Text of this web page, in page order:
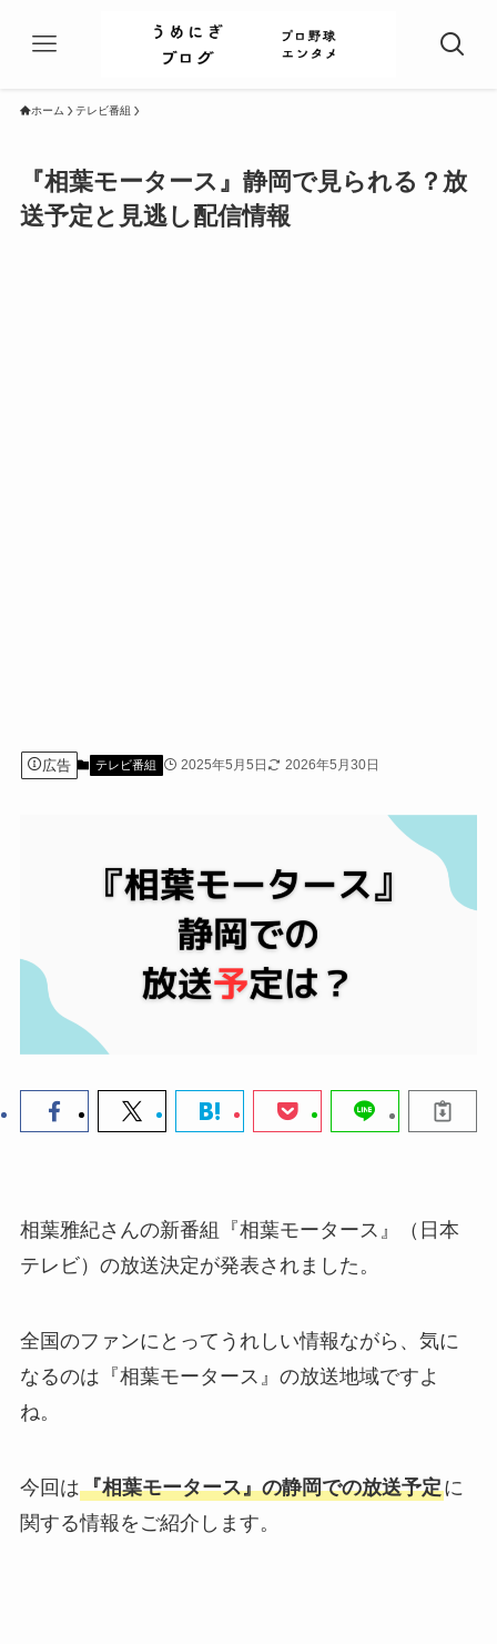
ホーム テレビ番組
『相葉モータース』静岡で見られる？放
送予定と見逃し配信情報
広告 テレビ番組 2025年5月5日 2026年5月30日
相葉雅紀さんの新番組『相葉モータース』（日本
テレビ）の放送決定が発表されました。
全国のファンにとってうれしい情報ながら、気に
なるのは『相葉モータース』の放送地域ですよ
ね。
今回は『相葉モータース』の静岡での放送予定に
関する情報をご紹介します。